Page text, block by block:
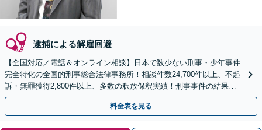
逮捕による解雇回避
【全国対応／電話＆オンライン相談】日本で数少ない刑事・少年事件
完全特化の全国的刑事総合法律事務所！相談件数24,700件以上、不起
訴・無罪獲得2,800件以上、多数の釈放保釈実績！刑事事件の結果は
弁護士の腕次第で変わります【初回相談無料】
料金表を見る